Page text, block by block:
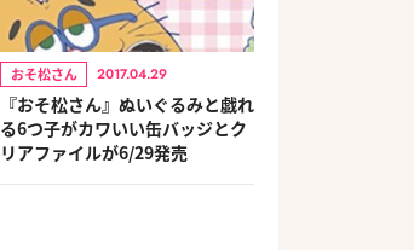
おそ松さん 2017.04.29
『おそ松さん』ぬいぐるみと戯れ
る6つ子がカワいい缶バッジとク
リアファイルが6/29発売